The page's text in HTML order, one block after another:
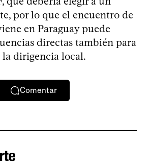
por lo que el encuentro de
en Paraguay puede
directas también para
dirigencia local.
Comentar